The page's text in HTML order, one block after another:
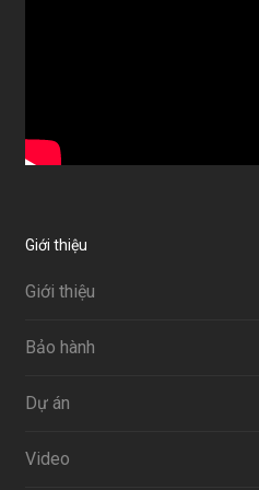
Giới thiệu
Giới thiệu
Bảo hành
Dự án
Video